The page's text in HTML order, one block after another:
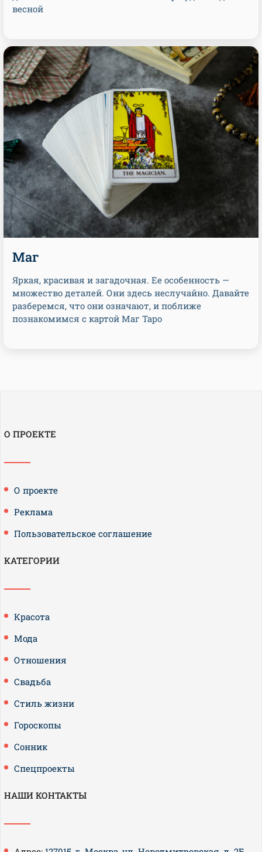
весной
Маг
Яркая, красивая и загадочная. Ее особенность —
множество деталей. Они здесь неслучайно. Давайте
разберемся, что они означают, и поближе
познакомимся с картой Маг Таро
О ПРОЕКТЕ
О проекте
Реклама
Пользовательское соглашение
КАТЕГОРИИ
Красота
Мода
Отношения
Свадьба
Стиль жизни
Гороскопы
Сонник
Спецпроекты
НАШИ КОНТАКТЫ